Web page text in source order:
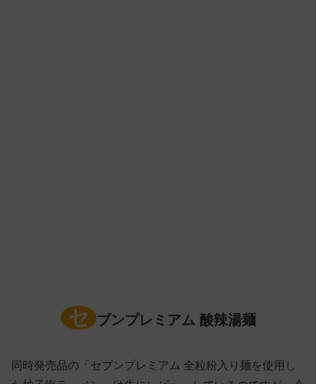
セ ブンプレミアム 酸辣湯麺
同時発売品の「セブンプレミアム 全粒粉入り麺を使用し